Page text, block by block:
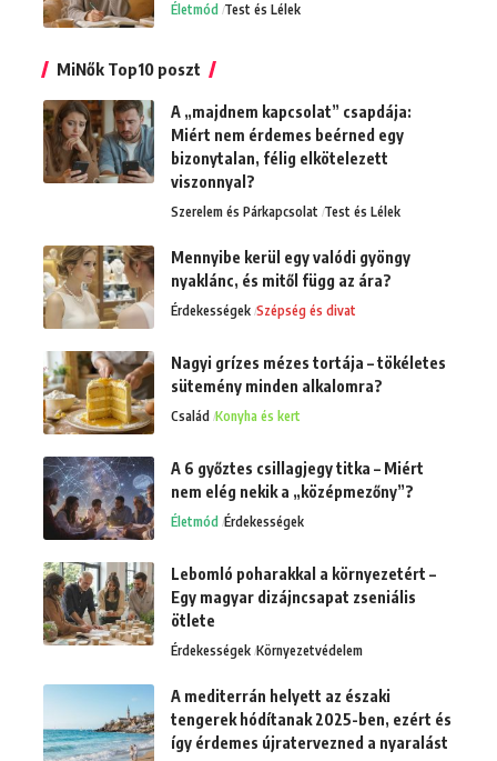
Életmód Test és Lélek
MiNők Top10 poszt
A „majdnem kapcsolat” csapdája:
Miért nem érdemes beérned egy
bizonytalan, félig elkötelezett
viszonnyal?
Szerelem és Párkapcsolat Test és Lélek
Mennyibe kerül egy valódi gyöngy
nyaklánc, és mitől függ az ára?
Érdekességek Szépség és divat
Nagyi grízes mézes tortája – tökéletes
sütemény minden alkalomra?
Család Konyha és kert
A 6 győztes csillagjegy titka – Miért
nem elég nekik a „középmezőny”?
Életmód Érdekességek
Lebomló poharakkal a környezetért –
Egy magyar dizájncsapat zseniális
ötlete
Érdekességek Környezetvédelem
A mediterrán helyett az északi
tengerek hódítanak 2025-ben, ezért és
így érdemes újratervezned a nyaralást